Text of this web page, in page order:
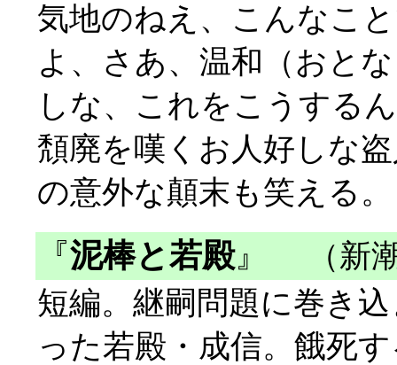
気地のねえ、こんなこ
よ、さあ、温和（おと
しな、これをこうする
頽廃を嘆くお人好しな
の意外な顛末も笑える。
『泥棒と若殿』
（新潮
短編。継嗣問題に巻き
った若殿・成信。餓死